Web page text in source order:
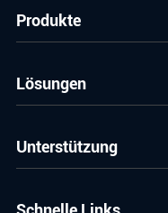
Produkte
Lösungen
Unterstützung